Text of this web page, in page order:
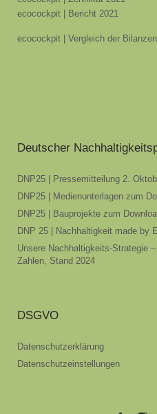
ecocockpit | Bericht 2021
ecocockpit | Vergleich der
Deutscher
DNP25 | Pressemitteilung 2.
DNP25 | Medienunterlagen zum
DNP25 | Bauprojekte zum
DNP 25 | Nachhaltigkeit made by
Unsere Nachhaltigkeits-Strategie
Zahlen, Stand 2024
DSGVO
Datenschutzerklärung
Datenschutzeinstellungen